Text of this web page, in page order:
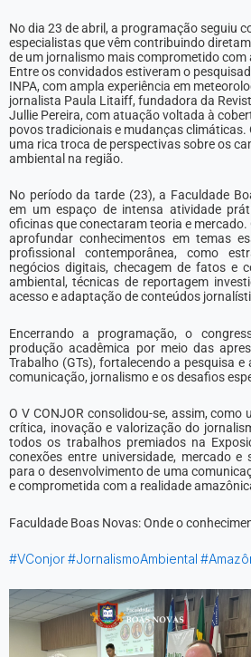
No dia 23 de abril, a programação seguiu
especialistas que vêm contribuindo
de um jornalismo mais comprometido com
Entre os convidados estiveram o
INPA, com ampla experiência em
jornalista Paula Litaiff, fundadora da
Jullie Pereira, com atuação voltada à
povos tradicionais e mudanças climáticas.
uma rica troca de perspectivas sobre os
ambiental na região.
No período da tarde (23), a Faculdade
em um espaço de intensa atividade
oficinas que conectaram teoria e
aprofundar conhecimentos em temas
profissional contemporânea, como
negócios digitais, checagem de fatos e
ambiental, técnicas de reportagem
acesso e adaptação de conteúdos
Encerrando a programação, o
produção acadêmica por meio das
Trabalho (GTs), fortalecendo a pesquisa
comunicação, jornalismo e os desafios
O V CONJOR consolidou-se, assim,
crítica, inovação e valorização do
todos os trabalhos premiados na
conexões entre universidade, mercado e
para o desenvolvimento de uma
e comprometida com a realidade
Faculdade Boas Novas: Onde o
#VConjor#JornalismoAmbiental